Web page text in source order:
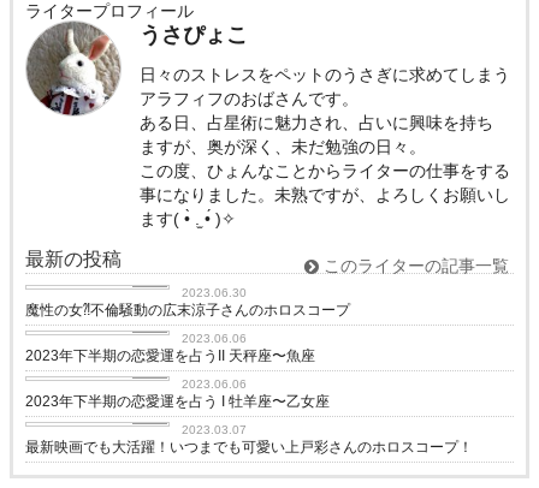
ライタープロフィール
うさぴょこ
日々のストレスをペットのうさぎに求めてしまう
アラフィフのおばさんです。
ある日、占星術に魅力され、占いに興味を持ち
ますが、奥が深く、未だ勉強の日々。
この度、ひょんなことからライターの仕事をする
事になりました。未熟ですが、よろしくお願いし
ます( •̀ .̫ •́ )✧
最新の投稿 このライターの記事一覧
2023.06.30
魔性の女⁈不倫騒動の広末涼子さんのホロスコープ
love
2023.06.06
2023年下半期の恋愛運を占うII 天秤座〜魚座
love
2023.06.06
2023年下半期の恋愛運を占う I 牡羊座〜乙女座
love
2023.03.07
最新映画でも大活躍！いつまでも可愛い上戸彩さんのホロスコープ！